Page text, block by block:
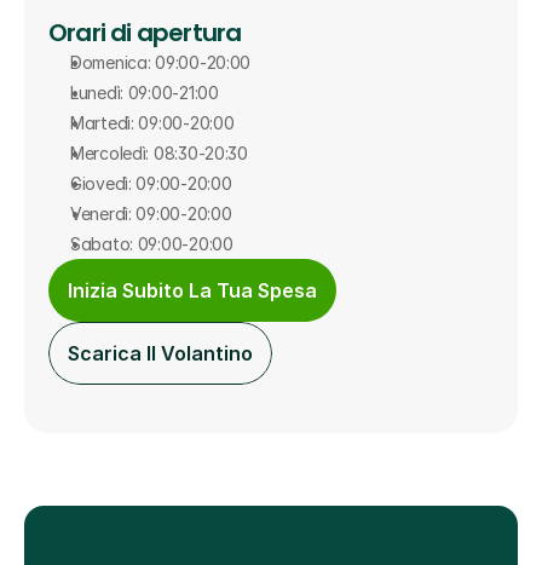
Orari di apertura
Domenica: 09:00-20:00
Lunedì: 09:00-21:00
Martedì: 09:00-20:00
Mercoledì: 08:30-20:30
Giovedì: 09:00-20:00
Venerdì: 09:00-20:00
Sabato: 09:00-20:00
Inizia Subito La Tua Spesa
Scarica Il Volantino